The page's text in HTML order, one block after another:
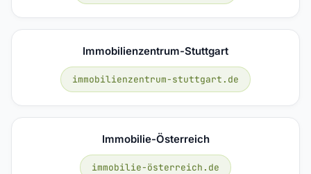
Immobilienzentrum-Stuttgart
immobilienzentrum-stuttgart.de
Immobilie-Österreich
immobilie-österreich.de